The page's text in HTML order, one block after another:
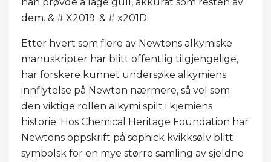
dem. & # X2019; & # x201D;
Etter hvert som flere av Newtons alkymiske
manuskripter har blitt offentlig tilgjengelige,
har forskere kunnet undersøke alkymiens
innflytelse på Newton nærmere, så vel som
den viktige rollen alkymi spilt i kjemiens
historie. Hos Chemical Heritage Foundation har
Newtons oppskrift på sophick kvikksølv blitt
symbolsk for en mye større samling av sjeldne